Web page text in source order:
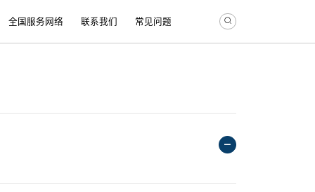
全国服务网络 联系我们 常见问题